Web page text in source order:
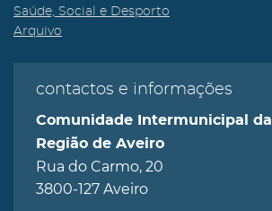
Saúde, Social e Desporto
Arquivo
contactos e informações
Comunidade Intermunicipal da
Região de Aveiro
Rua do Carmo, 20
3800-127 Aveiro